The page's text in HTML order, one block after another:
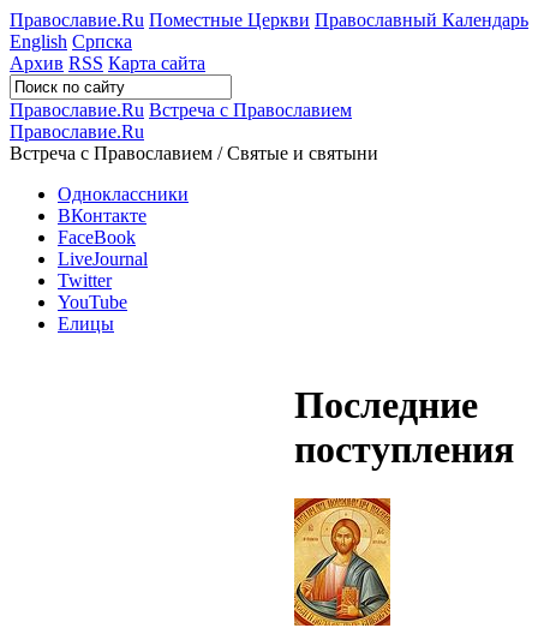
Православие.Ru Поместные Церкви Православный Календарь
English Српска
Архив RSS Карта сайта
Православие.Ru Встреча с Православием
Православие.Ru
Встреча с Православием / Святые и святыни
Одноклассники
ВКонтакте
FaceBook
LiveJournal
Twitter
YouTube
Елицы
Последние
поступления